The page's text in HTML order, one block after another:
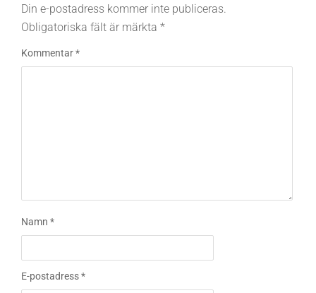
Din e-postadress kommer inte publiceras.
Obligatoriska fält är märkta *
Kommentar*
Namn *
E-postadress*